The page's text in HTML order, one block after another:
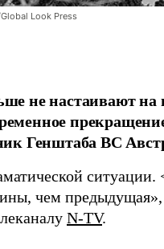
Look Press
не настаивают
Генштаба ВС
чем
N-TV.